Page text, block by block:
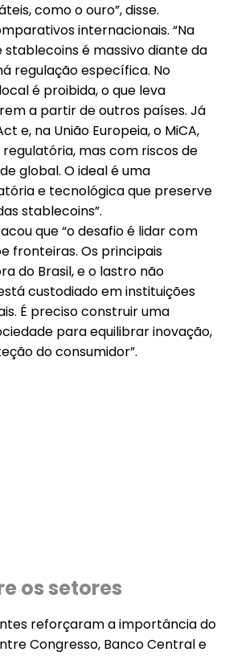
como o ouro”, disse.
internacionais. “Na
stablecoins é massivo diante da
regulação específica. No
é proibida, o que leva
a partir de outros países. Já
e, na União Europeia, o MiCA,
mas com riscos de
global. O ideal é uma
e tecnológica que preserve
stablecoins”.
que “o desafio é lidar com
fronteiras. Os principais
do Brasil, e o lastro não
custodiado em instituições
É preciso construir uma
para equilibrar inovação,
do consumidor”.
os setores
reforçaram a importância do
Congresso, Banco Central e